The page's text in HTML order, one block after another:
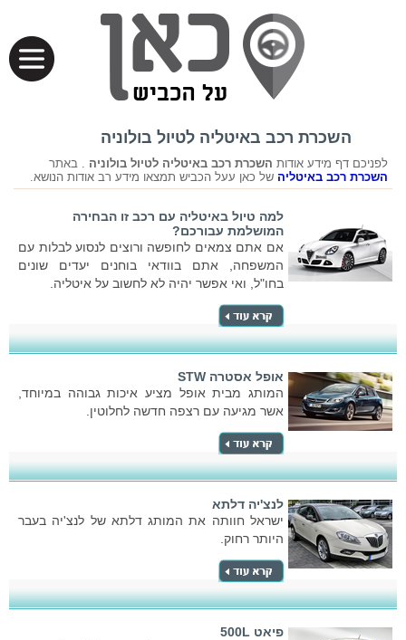
השכרת רכב באיטליה לטיול בולוניה
לפניכם דף מידע אודות השכרת רכב באיטליה לטיול בולוניה . באתר
השכרת רכב באיטליה של כאן עעל הכביש תמצאו מידע רב אודות הנושא.
למה טיול באיטליה עם רכב זו הבחירה
המושלמת עבורכם?
אם אתם צמאים לחופשה ורוצים לנסוע לבלות עם
המשפחה, אתם בוודאי בוחנים יעדים שונים
בחו"ל, ואי אפשר יהיה לא לחשוב על איטליה.
אופל אסטרה STW
המותג מבית אופל מציע איכות גבוהה במיוחד,
אשר מגיעה עם רצפה חדשה לחלוטין.
לנצ'יה דלתא
ישראל חוותה את המותג דלתא של לנצ'יה בעבר
היותר רחוק.
פיאט 500L